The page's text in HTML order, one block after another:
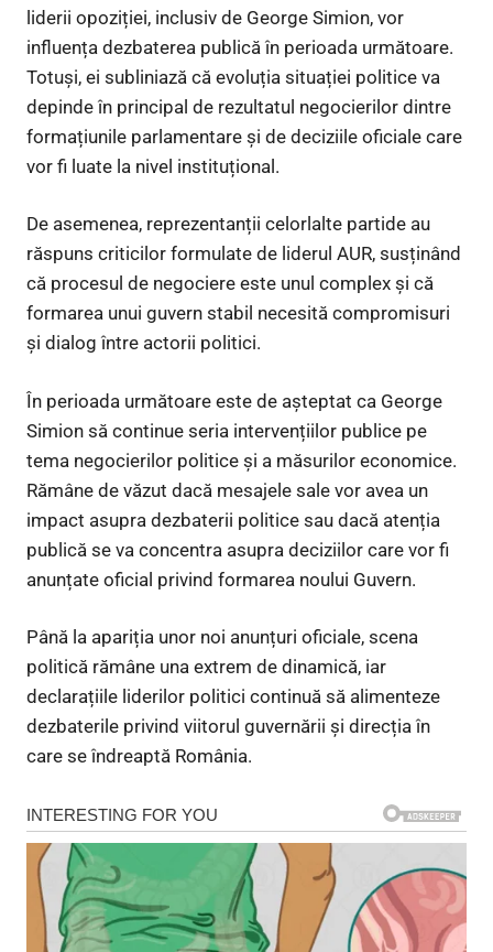
liderii opoziției, inclusiv de George Simion, vor
influența dezbaterea publică în perioada următoare.
Totuși, ei subliniază că evoluția situației politice va
depinde în principal de rezultatul negocierilor dintre
formațiunile parlamentare și de deciziile oficiale care
vor fi luate la nivel instituțional.
De asemenea, reprezentanții celorlalte partide au
răspuns criticilor formulate de liderul AUR, susținând
că procesul de negociere este unul complex și că
formarea unui guvern stabil necesită compromisuri
și dialog între actorii politici.
În perioada următoare este de așteptat ca George
Simion să continue seria intervențiilor publice pe
tema negocierilor politice și a măsurilor economice.
Rămâne de văzut dacă mesajele sale vor avea un
impact asupra dezbaterii politice sau dacă atenția
publică se va concentra asupra deciziilor care vor fi
anunțate oficial privind formarea noului Guvern.
Până la apariția unor noi anunțuri oficiale, scena
politică rămâne una extrem de dinamică, iar
declarațiile liderilor politici continuă să alimenteze
dezbaterile privind viitorul guvernării și direcția în
care se îndreaptă România.